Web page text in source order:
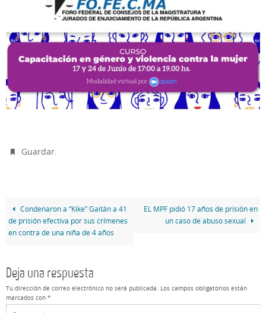
Guardar.
Condenaron a “Kike” Gaitán a 41
de prisión efectiva por sus crímenes
en contra de una niña de 4 años
EL MPF pidió 17 años de prisión en
un caso de abuso sexual
Deja una respuesta
Tu dirección de correo electrónico no será publicada. Los campos obligatorios están
marcados con *